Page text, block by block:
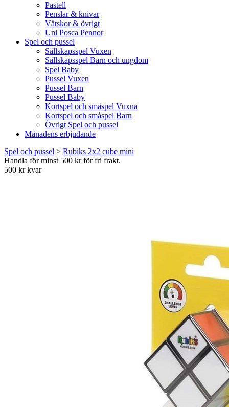
Pastell
Penslar & knivar
Vätskor & övrigt
Uni Posca Pennor
Spel och pussel
Sällskapsspel Vuxen
Sällskapsspel Barn och ungdom
Spel Baby
Pussel Vuxen
Pussel Barn
Pussel Baby
Kortspel och småspel Vuxna
Kortspel och småspel Barn
Övrigt Spel och pussel
Månadens erbjudande
Spel och pussel > Rubiks 2x2 cube mini
Handla för minst 500 kr för fri frakt.
500 kr kvar